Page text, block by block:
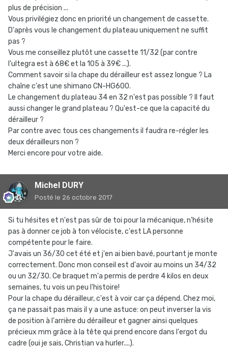
plus de précision ...
Vous privilégiez donc en priorité un changement de cassette.
D'après vous le changement du plateau uniquement ne suffit
pas ?
Vous me conseillez plutôt une cassette 11/32 (par contre
l'ultegra est à 68€ et la 105 à 39€ ...).
Comment savoir si la chape du dérailleur est assez longue ? La
chaîne c'est une shimano CN-HG600.
Le changement du plateau 34 en 32 n'est pas possible ? Il faut
aussi changer le grand plateau ? Qu'est-ce que la capacité du
dérailleur ?
Par contre avec tous ces changements il faudra re-régler les
deux dérailleurs non ?
Merci encore pour votre aide.
Michel DURY
Posté le 26 octobre 2017
Si tu hésites et n'est pas sûr de toi pour la mécanique, n'hésite
pas à donner ce job à ton vélociste, c'est LA personne
compétente pour le faire.
J'avais un 36/30 cet été et j'en ai bien bavé, pourtant je monte
correctement. Donc mon conseil est d'avoir au moins un 34/32
ou un 32/30. Ce braquet m'a permis de perdre 4 kilos en deux
semaines, tu vois un peu l'histoire!
Pour la chape du dérailleur, c'est à voir car ça dépend. Chez moi,
ça ne passait pas mais il y a une astuce: on peut inverser la vis
de position à l'arrière du dérailleur et gagner ainsi quelques
précieux mm grâce à la tête qui prend encore dans l'ergot du
cadre (oui je sais, Christian va hurler....).